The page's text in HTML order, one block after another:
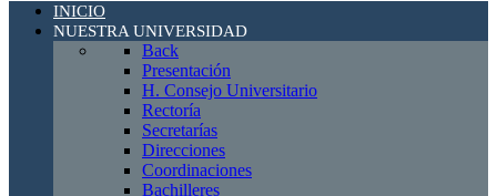
INICIO
NUESTRA UNIVERSIDAD
Back
Presentación
H. Consejo Universitario
Rectoría
Secretarías
Direcciones
Coordinaciones
Bachilleres